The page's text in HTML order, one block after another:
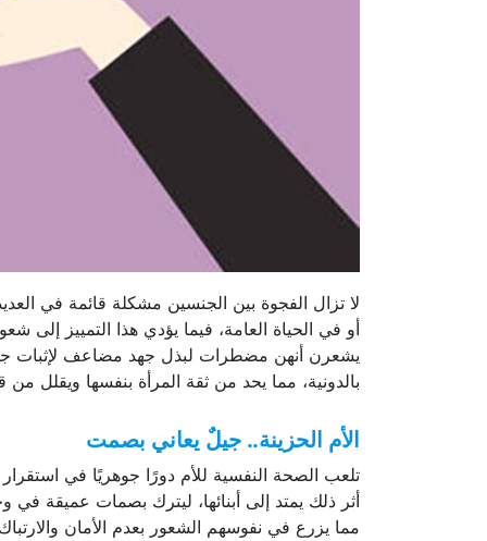
لا تزال الفجوة بين الجنسين مشكلة قائمة في
أو في الحياة العامة، فيما يؤدي هذا التمييز إلى
يشعرن أنهن مضطرات لبذل جهد مضاعف لإثبات
بالدونية، مما يحد من ثقة المرأة بنفسها ويقلل
الأم الحزينة.. جيلٌ يعاني بصمت
تلعب الصحة النفسية للأم دورًا جوهريًا في
أثر ذلك يمتد إلى أبنائها، ليترك بصمات عميقة في
مما يزرع في نفوسهم الشعور بعدم الأمان